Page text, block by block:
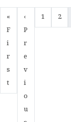
Pagination
First page
«
F
i
r
s
t
Previous page
‹
P
r
e
v
i
o
u
Page
1 Page
2